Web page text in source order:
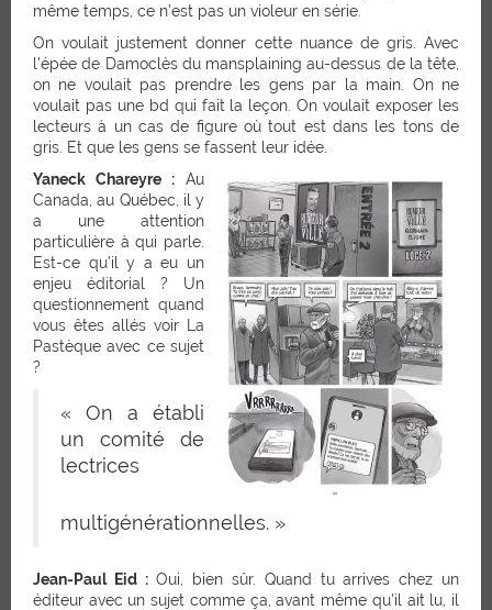
même temps, ce n’est pas un violeur en série.
On voulait justement donner cette nuance de gris. Avec
l’épée de Damoclès du mansplaining au-dessus de la tête,
on ne voulait pas prendre les gens par la main. On ne
voulait pas une bd qui fait la leçon. On voulait exposer les
lecteurs à un cas de figure où tout est dans les tons de
gris. Et que les gens se fassent leur idée.
Yaneck Chareyre : Au
Canada, au Québec, il y
a une attention
particulière à qui parle.
Est-ce qu’il y a eu un
enjeu éditorial ? Un
questionnement quand
vous êtes allés voir La
Pastèque avec ce sujet
?
« On a établi
un comité de
lectrices
multigénérationnelles. »
Jean-Paul Eid :Oui, bien sûr. Quand tu arrives chez un
éditeur avec un sujet comme ça, avant même qu’il ait lu, il